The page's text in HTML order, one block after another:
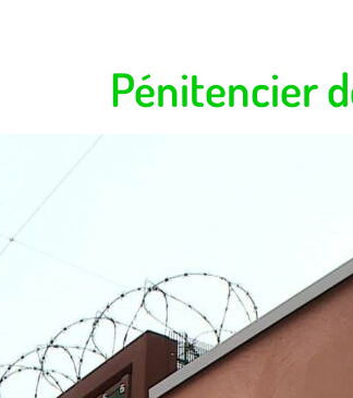
Pénitencier